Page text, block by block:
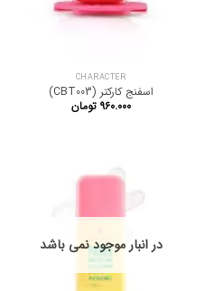
CHARACTER
اسفنج کارکتر (CBT003)
۹۶۰.۰۰۰ تومان
در انبار موجود نمی باشد